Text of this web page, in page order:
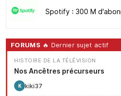
Spotify : 300 M
FORUMS 🔥 Dernier sujet actif
HISTOIRE DE LA TÉLÉVISION
Nos Ancêtres précurseurs
K kiki37